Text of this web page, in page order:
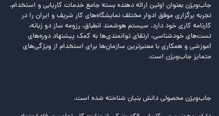
جاب‌ویژن بعنوان اولین ارائه دهنده بسته جامع خدمات کاریابی و استخدام،
تجربه برگزاری موفق ادوار مختلف نمایشگاه‌های کار شریف و ایران را در
کارنامه کاری خود دارد. سیستم هوشمند انطباق، رزومه ساز دو زبانه،
تست‌های خودشناسی، ارتقای توانمندی‌ها به کمک پیشنهاد دوره‌های
آموزشی و همکاری با معتبرترین سازمان‌ها برای استخدام از ویژگی‌های
متمایز جاب‌ویژن است.
جاب‌ویژن محصولی دانش بنیان شناخته شده است.